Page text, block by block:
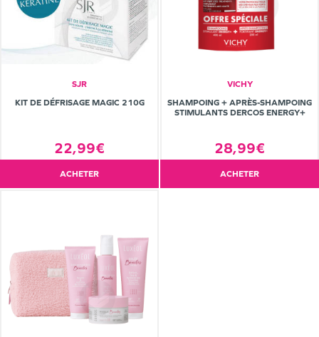
SJR
KIT DE DÉFRISAGE MAGIC 210G
22,99€
ACHETER
VICHY
SHAMPOING + APRÈS-SHAMPOING
STIMULANTS DERCOS ENERGY+
28,99€
ACHETER